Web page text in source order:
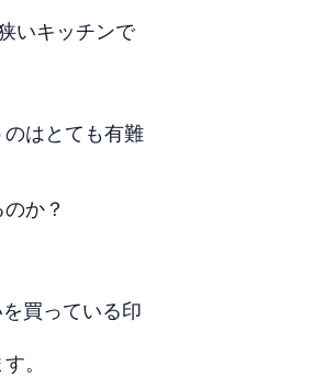
いキッチンで
はとても有難
か？
買っている印
。